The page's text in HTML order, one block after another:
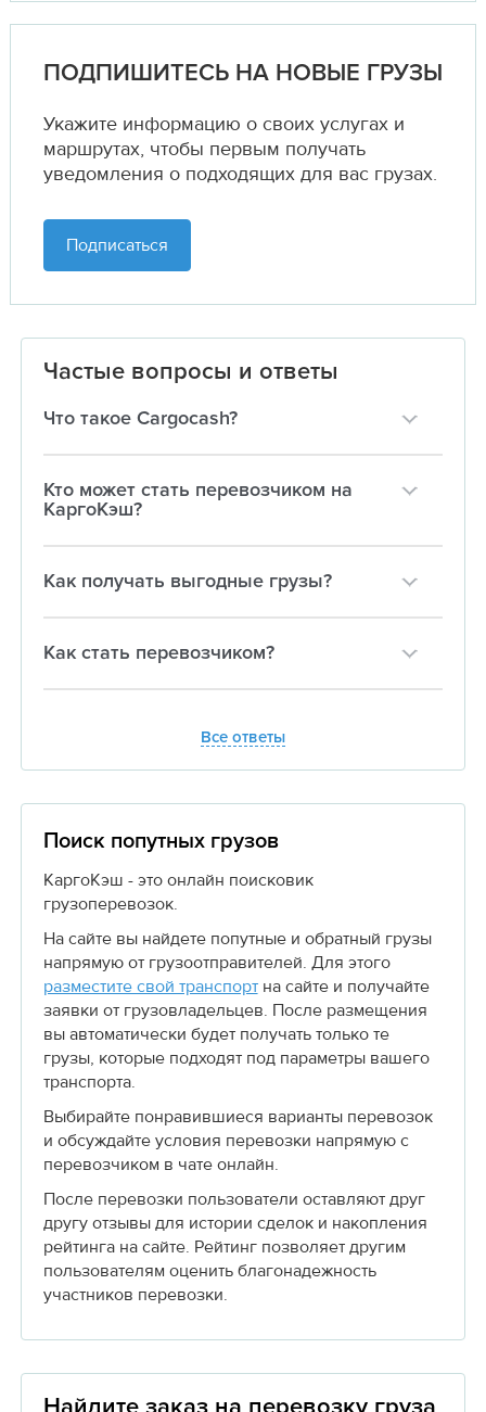
ПОДПИШИТЕСЬ НА НОВЫЕ ГРУЗЫ
Укажите информацию о своих услугах и
маршрутах, чтобы первым получать
уведомления о подходящих для вас грузах.
Подписаться
Частые вопросы и ответы
Что такое Cargocash?
Кто может стать перевозчиком на
КаргоКэш?
Как получать выгодные грузы?
Как стать перевозчиком?
Все ответы
Поиск попутных грузов
КаргоКэш - это онлайн поисковик
грузоперевозок.
На сайте вы найдете попутные и обратный грузы
напрямую от грузоотправителей. Для этого
разместите свой транспортна сайте и получайте
заявки от грузовладельцев. После размещения
вы автоматически будет получать только те
грузы, которые подходят под параметры вашего
транспорта.
Выбирайте понравившиеся варианты перевозок
и обсуждайте условия перевозки напрямую с
перевозчиком в чате онлайн.
После перевозки пользователи оставляют друг
другу отзывы для истории сделок и накопления
рейтинга на сайте. Рейтинг позволяет другим
пользователям оценить благонадежность
участников перевозки.